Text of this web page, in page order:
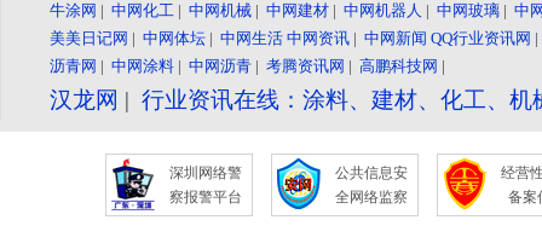
牛涂网 | 中网化工 | 中网机械 | 中网建材 | 中网机器人 | 中网玻璃 | 中
美美日记网 | 中网体坛 | 中网生活 中网资讯 | 中网新闻 QQ行业资讯网
沥青网 | 中网涂料 | 中网沥青 | 考腾资讯网 | 高鹏科技网 |
汉龙网 | 行业资讯在线：涂料、建材、化工、
深圳网络警
察报警平台
公共信息安
全网络监察
经营
备案